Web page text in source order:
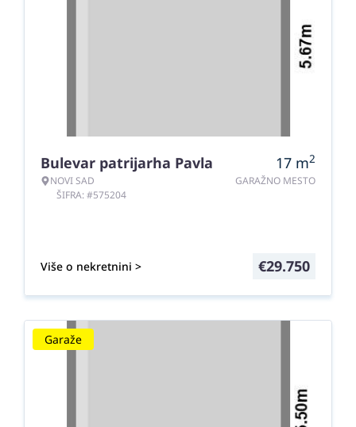
Bulevar patrijarha Pavla
NOVI SAD
ŠIFRA: #575204
17 m2
GARAŽNO MESTO
Više o nekretnini > €29.750
Garaže